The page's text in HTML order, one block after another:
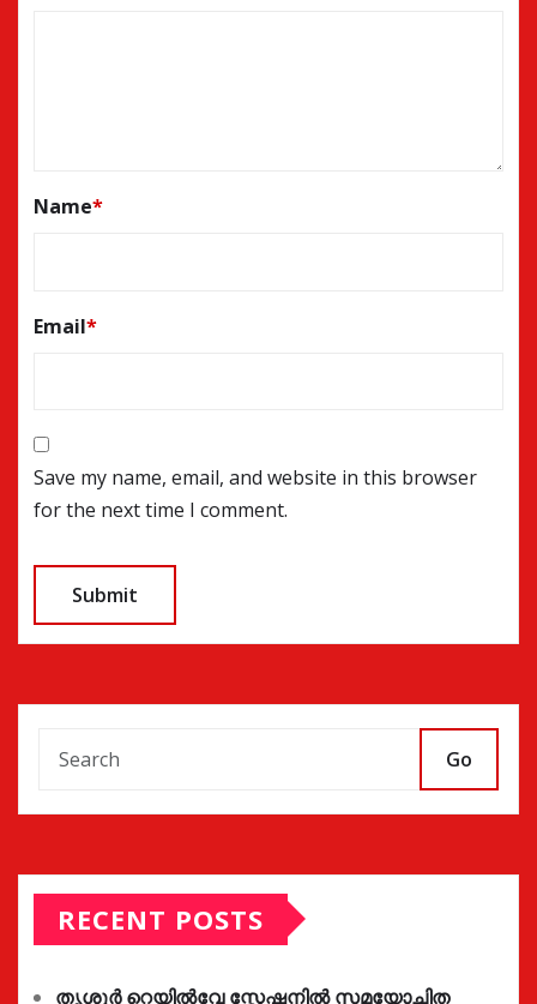
Name*
Email*
Save my name, email, and website in this browser
for the next time I comment.
Go
RECENT POSTS
തൃശൂർ റെയിൽവേ സ്റ്റേഷനിൽ സമയോചിത